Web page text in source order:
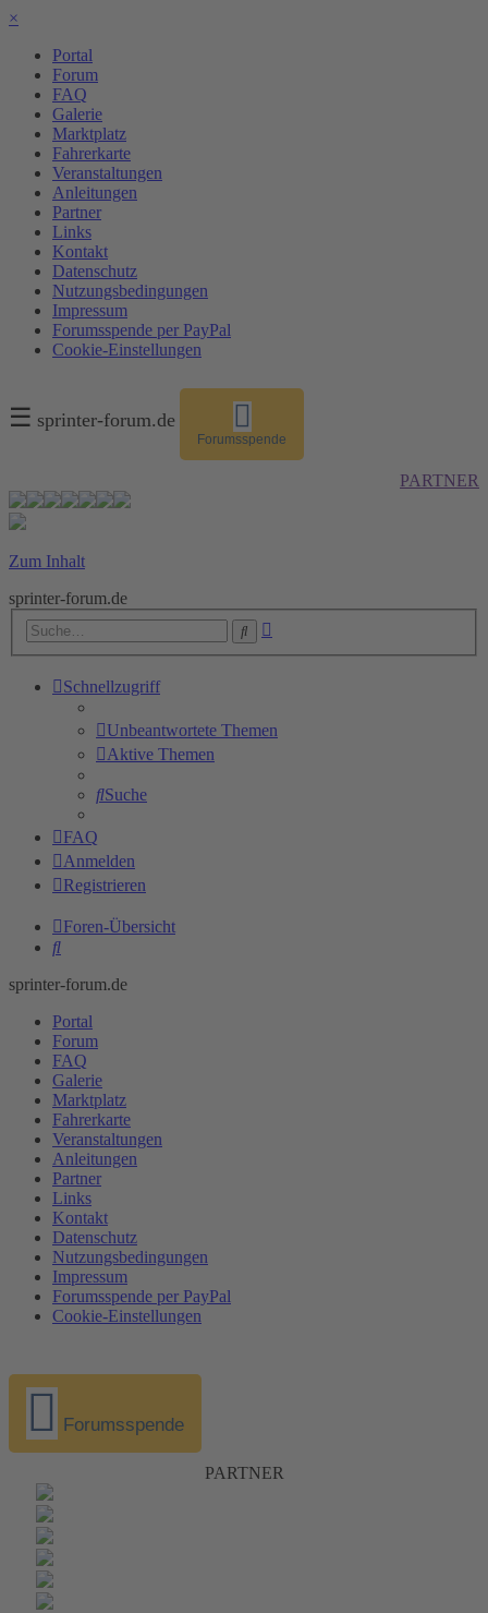
×
Portal
Forum
FAQ
Galerie
Marktplatz
Fahrerkarte
Veranstaltungen
Anleitungen
Partner
Links
Kontakt
Datenschutz
Nutzungsbedingungen
Impressum
Forumsspende per PayPal
Cookie-Einstellungen
☰ sprinter-forum.de
Forumsspende
PARTNER
Zum Inhalt
sprinter-forum.de
Suche
Schnellzugriff
Unbeantwortete Themen
Aktive Themen
Suche
FAQ
Anmelden
Registrieren
Foren-Übersicht
Suche
sprinter-forum.de
Portal
Forum
FAQ
Galerie
Marktplatz
Fahrerkarte
Veranstaltungen
Anleitungen
Partner
Links
Kontakt
Datenschutz
Nutzungsbedingungen
Impressum
Forumsspende per PayPal
Cookie-Einstellungen
Forumsspende
PARTNER